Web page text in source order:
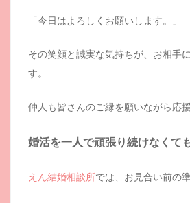
「今日はよろしくお願いします。」
その笑顔と誠実な気持ちが、お相手
す。
仲人も皆さんのご縁を願いながら応
婚活を一人で頑張り続けなくて
えん結婚相談所では、お見合い前の